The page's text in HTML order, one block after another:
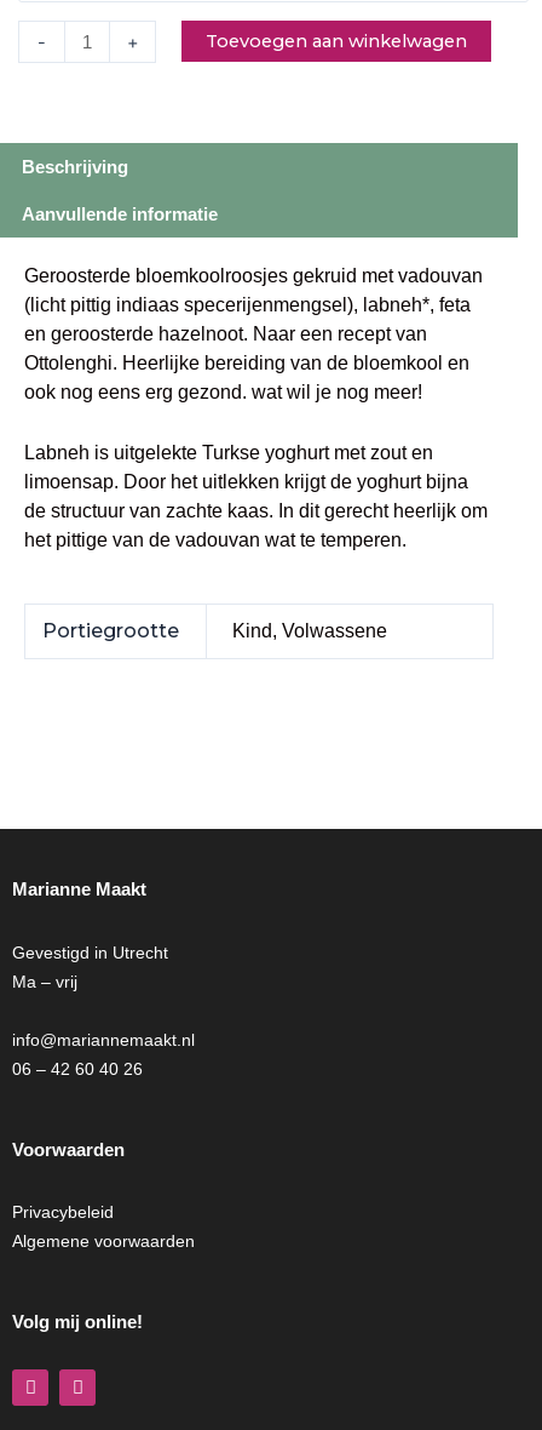
- + Toevoegen aan winkelwagen
Beschrijving
Aanvullende informatie
Geroosterde bloemkoolroosjes gekruid met vadouvan
(licht pittig indiaas specerijenmengsel), labneh*, feta
en geroosterde hazelnoot. Naar een recept van
Ottolenghi. Heerlijke bereiding van de bloemkool en
ook nog eens erg gezond. wat wil je nog meer!
Labneh is uitgelekte Turkse yoghurt met zout en
limoensap. Door het uitlekken krijgt de yoghurt bijna
de structuur van zachte kaas. In dit gerecht heerlijk om
het pittige van de vadouvan wat te temperen.
Portiegrootte Kind, Volwassene
Marianne Maakt
Gevestigd in Utrecht
Ma – vrij
info@mariannemaakt.nl
06 – 42 60 40 26
Voorwaarden
Privacybeleid
Algemene voorwaarden
Volg mij online!
F
a
c
I
n
s